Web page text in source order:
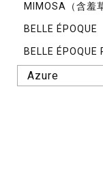
MIMOSA（含羞
BELLE ÉPOQUE
BELLE ÉPOQUE
Azure